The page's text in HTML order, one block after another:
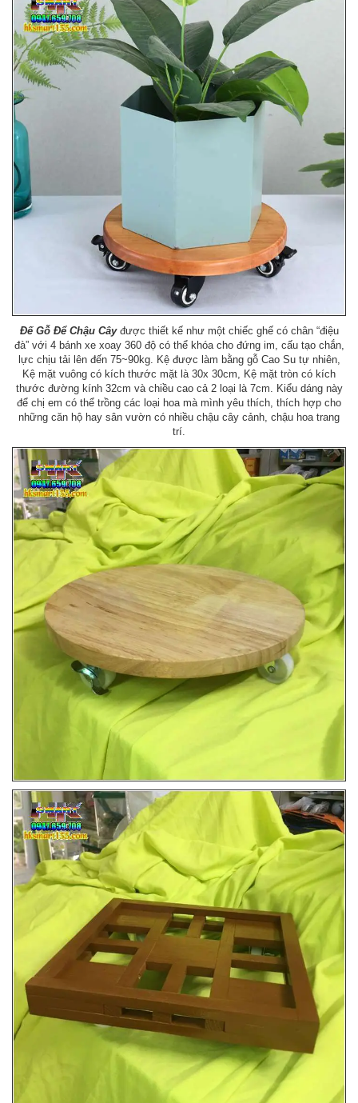
Đế Gỗ Để Chậu Câyđược thiết kế như một chiếc ghế có chân “điệu
đà” với 4 bánh xe xoay 360 độ có thể khóa cho đứng im, cấu tạo chắn,
lực chịu tải lên đến 75~90kg. Kệ được làm bằng gỗ Cao Su tự nhiên,
Kệ mặt vuông có kích thước mặt là 30x 30cm, Kệ mặt tròn có kích
thước đường kính 32cm và chiều cao cả 2 loại là 7cm. Kiểu dáng này
để chị em có thể trồng các loại hoa mà mình yêu thích, thích hợp cho
những căn hộ hay sân vườn có nhiều chậu cây cảnh, chậu hoa trang
trí.